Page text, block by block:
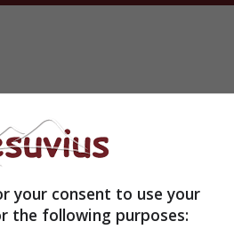
your consent to use your
the following purposes: